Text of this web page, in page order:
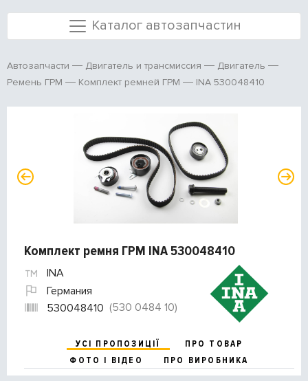
Каталог автозапчастин
Автозапчасти Двигатель и трансмиссия
Двигатель
Ремень ГРМ
Комплект ремней ГРМ INA 530048410
Комплект ремня ГРМ INA 530048410
INA
Германия
530048410 (530 0484 10)
УСІ ПРОПОЗИЦІЇ
ПРО ТОВАР
ФОТО І ВІДЕО
ПРО ВИРОБНИКА